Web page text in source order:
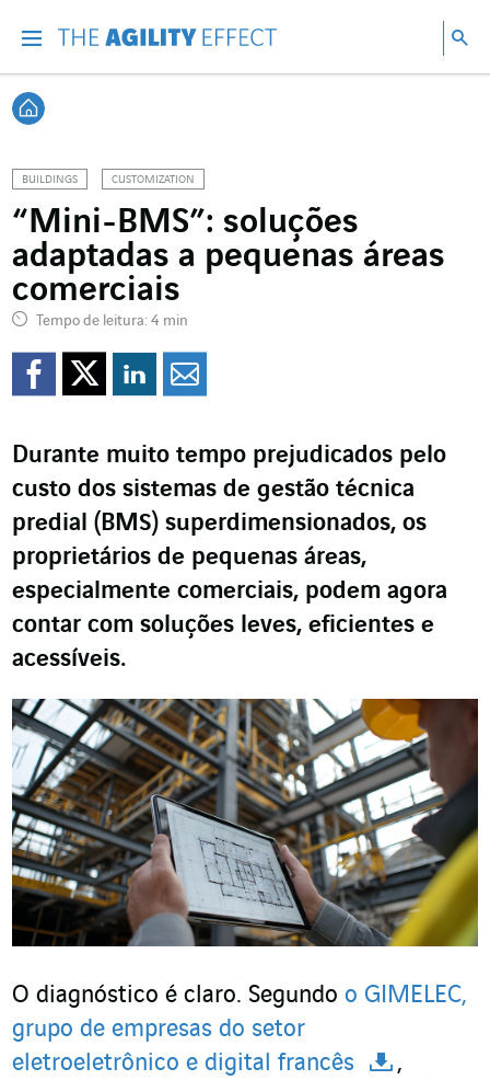
Voltar à página inicial
BUILDINGS CUSTOMIZATION
“Mini-BMS”: soluções
adaptadas a pequenas áreas
comerciais
Tempo de leitura: 4 min
Compartilhar no
Compartilhar no
Compartilhar no
Durante muito tempo prejudicados pelo
custo dos sistemas de gestão técnica
predial (BMS) superdimensionados, os
proprietários de pequenas áreas,
especialmente comerciais, podem agora
contar com soluções leves, eficientes e
acessíveis.
O diagnóstico é claro. Segundo o GIMELEC,
grupo de empresas do setor
eletroeletrônico e digital francês
,